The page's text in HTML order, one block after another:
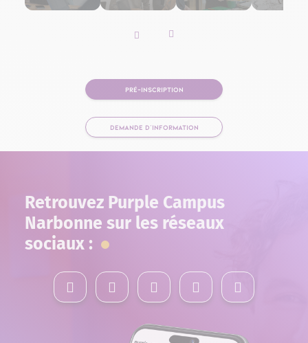
Slider vers la gauche
Slider vers la droite
PRÉ-INSCRIPTION
DEMANDE D'INFORMATION
Retrouvez Purple Campus
Narbonne sur les réseaux
sociaux :